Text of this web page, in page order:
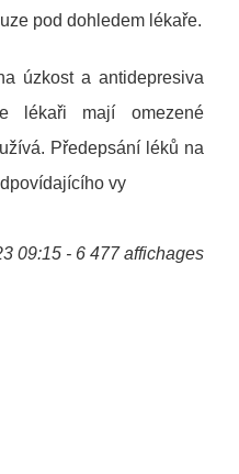
pod dohledem lékaře.
úzkost a antidepresiva
lékaři mají omezené
Předepsání léků na
vy
09:15 - 6 477 affichages